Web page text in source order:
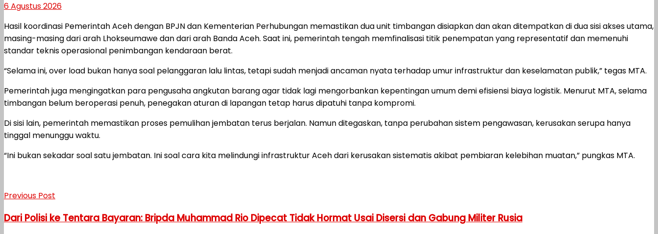
6 Agustus 2026
Hasil koordinasi Pemerintah Aceh dengan BPJN dan Kementerian Perhubungan memastikan dua unit timbangan disiapkan dan akan ditempatkan di dua sisi akses utama,
masing-masing dari arah Lhokseumawe dan dari arah Banda Aceh. Saat ini, pemerintah tengah memfinalisasi titik penempatan yang representatif dan memenuhi
standar teknis operasional penimbangan kendaraan berat.
“Selama ini, over load bukan hanya soal pelanggaran lalu lintas, tetapi sudah menjadi ancaman nyata terhadap umur infrastruktur dan keselamatan publik,” tegas MTA.
Pemerintah juga mengingatkan para pengusaha angkutan barang agar tidak lagi mengorbankan kepentingan umum demi efisiensi biaya logistik. Menurut MTA, selama
timbangan belum beroperasi penuh, penegakan aturan di lapangan tetap harus dipatuhi tanpa kompromi.
Di sisi lain, pemerintah memastikan proses pemulihan jembatan terus berjalan. Namun ditegaskan, tanpa perubahan sistem pengawasan, kerusakan serupa hanya
tinggal menunggu waktu.
“Ini bukan sekadar soal satu jembatan. Ini soal cara kita melindungi infrastruktur Aceh dari kerusakan sistematis akibat pembiaran kelebihan muatan,” pungkas MTA.
Previous Post
Dari Polisi ke Tentara Bayaran: Bripda Muhammad Rio Dipecat Tidak Hormat Usai Disersi dan Gabung Militer Rusia